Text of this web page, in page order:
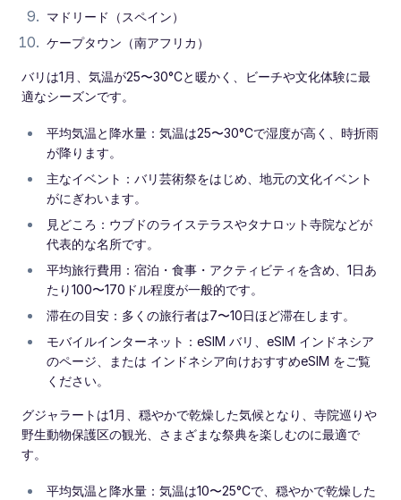
マドリード（スペイン）
ケープタウン（南アフリカ）
バリは1月、気温が25〜30°Cと暖かく、ビーチや文化体験に最
適なシーズンです。
平均気温と降水量：気温は25〜30°Cで湿度が高く、時折雨
が降ります。
主なイベント：バリ芸術祭をはじめ、地元の文化イベント
がにぎわいます。
見どころ：ウブドのライステラスやタナロット寺院などが
代表的な名所です。
平均旅行費用：宿泊・食事・アクティビティを含め、1日あ
たり100〜170ドル程度が一般的です。
滞在の目安：多くの旅行者は7〜10日ほど滞在します。
モバイルインターネット：eSIM バリ、eSIM インドネシア
のページ、または インドネシア向けおすすめeSIM をご覧
ください。
グジャラートは1月、穏やかで乾燥した気候となり、寺院巡りや
野生動物保護区の観光、さまざまな祭典を楽しむのに最適で
す。
平均気温と降水量：気温は10〜25°Cで、穏やかで乾燥した